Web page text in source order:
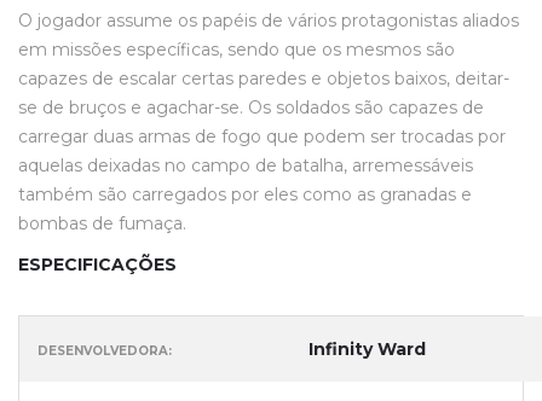
O jogador assume os papéis de vários protagonistas aliados
em missões específicas, sendo que os mesmos são
capazes de escalar certas paredes e objetos baixos, deitar-
se de bruços e agachar-se. Os soldados são capazes de
carregar duas armas de fogo que podem ser trocadas por
aquelas deixadas no campo de batalha, arremessáveis
também são carregados por eles como as granadas e
bombas de fumaça.
ESPECIFICAÇÕES
DESENVOLVEDORA: Infinity Ward